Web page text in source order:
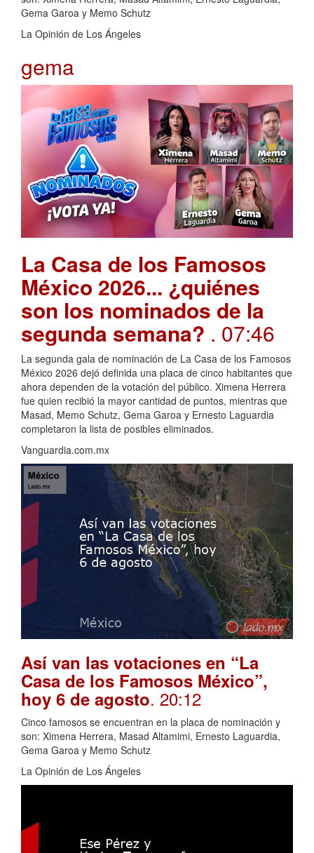
Gema Garoa y Memo Schutz
La Opinión de Los Ángeles
gema
La Casa de los Famosos
México 2026... ¿quiénes
son los nominados de la
segunda semana? . 07:46
La segunda gala de nominación de La Casa de los Famosos
México 2026 dejó definida una placa de cinco habitantes que
ahora dependen de la votación del público. Ximena Herrera
fue quien recibió la mayor cantidad de puntos, mientras que
Masad, Memo Schutz, Gema Garoa y Ernesto Laguardia
completaron la lista de posibles eliminados.
Vanguardia.com.mx
Así van las votaciones en “La
Casa de los Famosos México”,
hoy 6 de agosto. 20:12
Cinco famosos se encuentran en la placa de nominación y
son: Ximena Herrera, Masad Altamimi, Ernesto Laguardia,
Gema Garoa y Memo Schutz
La Opinión de Los Ángeles